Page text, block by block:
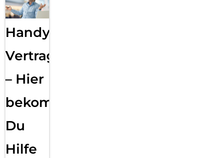
Handy
Vertragsabwicklung
– Hier
bekommst
Du
Hilfe